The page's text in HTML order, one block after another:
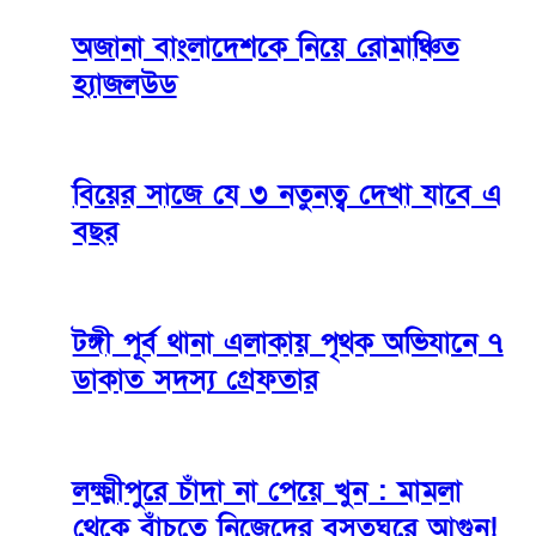
অজানা বাংলাদেশকে নিয়ে রোমাঞ্চিত
হ্যাজলউড
বিয়ের সাজে যে ৩ নতুনত্ব দেখা যাবে এ
বছর
টঙ্গী পূর্ব থানা এলাকায় পৃথক অভিযানে ৭
ডাকাত সদস্য গ্রেফতার
লক্ষ্মীপুরে চাঁদা না পেয়ে খুন : মামলা
থেকে বাঁচতে নিজেদের বসতঘরে আগুন!